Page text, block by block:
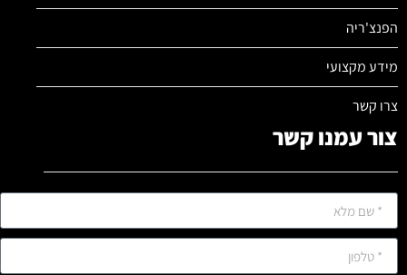
הפנצ'ריה
מידע מקצועי
צרו קשר
צור עמנו קשר